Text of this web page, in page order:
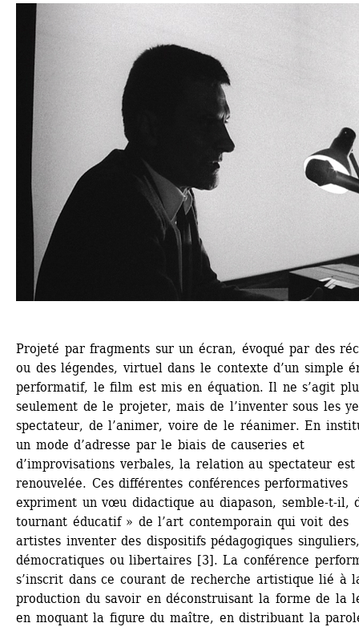
Projeté par fragments sur un écran, évoqué par des
ou des légendes, virtuel dans le contexte d’un simple
performatif, le film est mis en équation. Il ne s’agit
seulement de le projeter, mais de l’inventer sous les
spectateur, de l’animer, voire de le réanimer. En
un mode d’adresse par le biais de causeries et
d’improvisations verbales, la relation au spectateur est
renouvelée. Ces différentes conférences performatives
expriment un vœu didactique au diapason, semble-t-il,
tournant éducatif » de l’art contemporain qui voit des
artistes inventer des dispositifs pédagogiques
démocratiques ou libertaires [3]. La conférence
s’inscrit dans ce courant de recherche artistique lié à
production du savoir en déconstruisant la forme de la
en moquant la figure du maître, en distribuant la